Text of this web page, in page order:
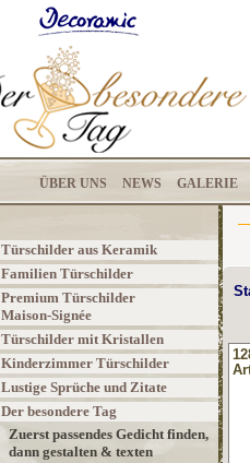
ÜBER UNS NEWS GALERIE
Türschilder aus Keramik
Familien Türschilder
Premium Türschilder
Maison-Signée
Türschilder mit Kristallen
Kinderzimmer Türschilder
Lustige Sprüche und Zitate
Der besondere Tag
Zuerst passendes Gedicht finden,
dann gestalten & texten